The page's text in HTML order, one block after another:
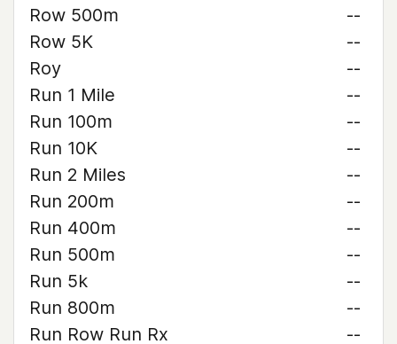
Row 500m
--
Row 5K
--
Roy
--
Run 1 Mile
--
Run 100m
--
Run 10K
--
Run 2 Miles
--
Run 200m
--
Run 400m
--
Run 500m
--
Run 5k
--
Run 800m
--
Run Row Run Rx
--